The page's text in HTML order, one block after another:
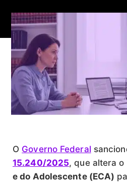
O Governo Federal
15.240/2025, que altera o
e do Adolescente (ECA)